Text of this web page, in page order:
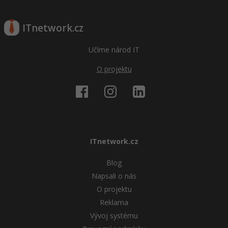
ITnetwork.cz
Učíme národ IT
O projektu
ITnetwork.cz
Blog
Napsali o nás
O projektu
Reklama
Vývoj systému